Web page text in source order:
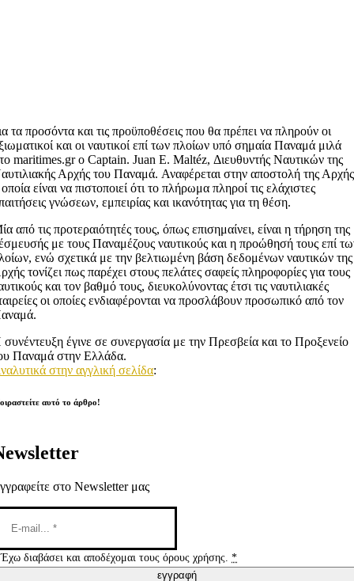
τα προσόντα και τις προϋποθέσεις που θα πρέπει να πληρούν οι
και οι ναυτικοί επί των πλοίων υπό σημαία Παναμά μιλά
maritimes.gr o Captain. Juan E. Maltéz, Διευθυντής Ναυτικών της
Αρχής του Παναμά. Αναφέρεται στην αποστολή της Αρχής
είναι να πιστοποιεί ότι το πλήρωμα πληροί τις ελάχιστες
γνώσεων, εμπειρίας και ικανότητας για τη θέση.
από τις προτεραιότητές τους, όπως επισημαίνει, είναι η τήρηση της
με τους Παναμέζους ναυτικούς και η προώθησή τους επί
ενώ σχετικά με την βελτιωμένη βάση δεδομένων ναυτικών της
τονίζει πως παρέχει στους πελάτες σαφείς πληροφορίες για τους
και τον βαθμό τους, διευκολύνοντας έτσι τις ναυτιλιακές
οι οποίες ενδιαφέρονται να προσλάβουν προσωπικό από τον
έγινε σε συνεργασία με την Πρεσβεία και το Προξενείο
Παναμά στην Ελλάδα.
στην αγγλική σελίδα:
αυτό το άρθρο!
στο Newsletter μας
Έχω διαβάσει και αποδέχομαι τους όρους χρήσης.*
εγγραφή